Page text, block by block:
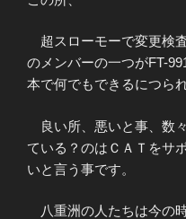
超スローモーで変更検
のメンバーの一つがFT-
本で何でもできるにつら
良い所、悪いと事、数
ている？のはＣＡＴをサ
いと言う事です。
八重洲の人たちは今の